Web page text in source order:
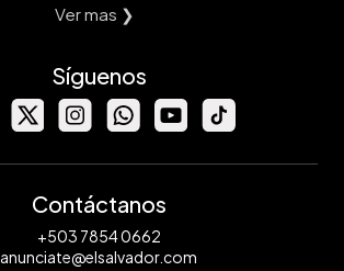
Ver mas ❯
Síguenos
Contáctanos
+503 7854 0662
anunciate@elsalvador.com